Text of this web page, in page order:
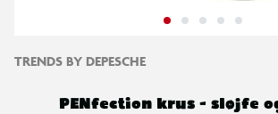
TRENDS BY DEPESCHE
PENfection krus - sløjfe